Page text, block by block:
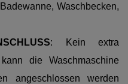
Waschbecken,
: Kein extra
die Waschmaschine
angeschlossen werden